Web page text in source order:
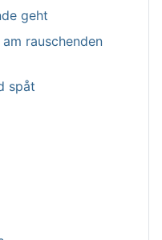
geht
rauschenden
spåt